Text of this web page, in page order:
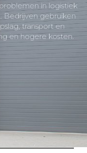
in logistiek
Bedrijven gebruiken
transport en
en hogere kosten.